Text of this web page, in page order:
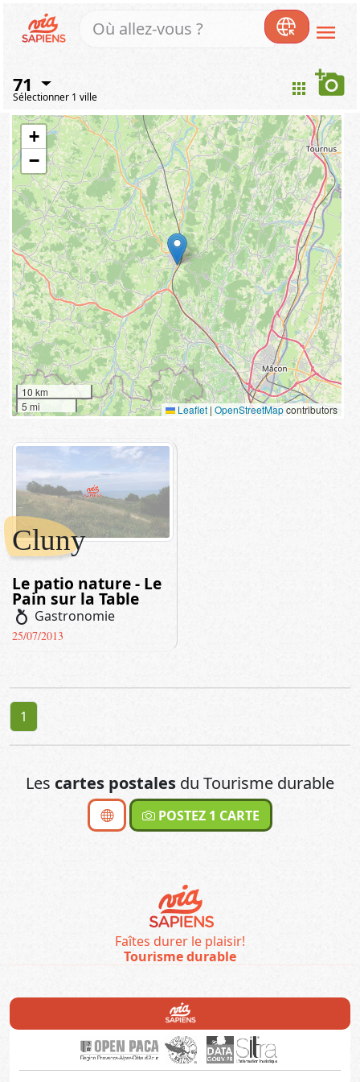
menu
71
Sélectionner 1 ville apps add_a_photo
+
−
10 km
5 mi
Leaflet | OpenStreetMapcontributors
Cluny
Le patio nature - Le
Pain sur la Table
nutrition Gastronomie
25/07/2013
1
Les cartes postales du Tourisme durable
POSTEZ 1 CARTE
Faîtes durer le plaisir!
Tourisme durable